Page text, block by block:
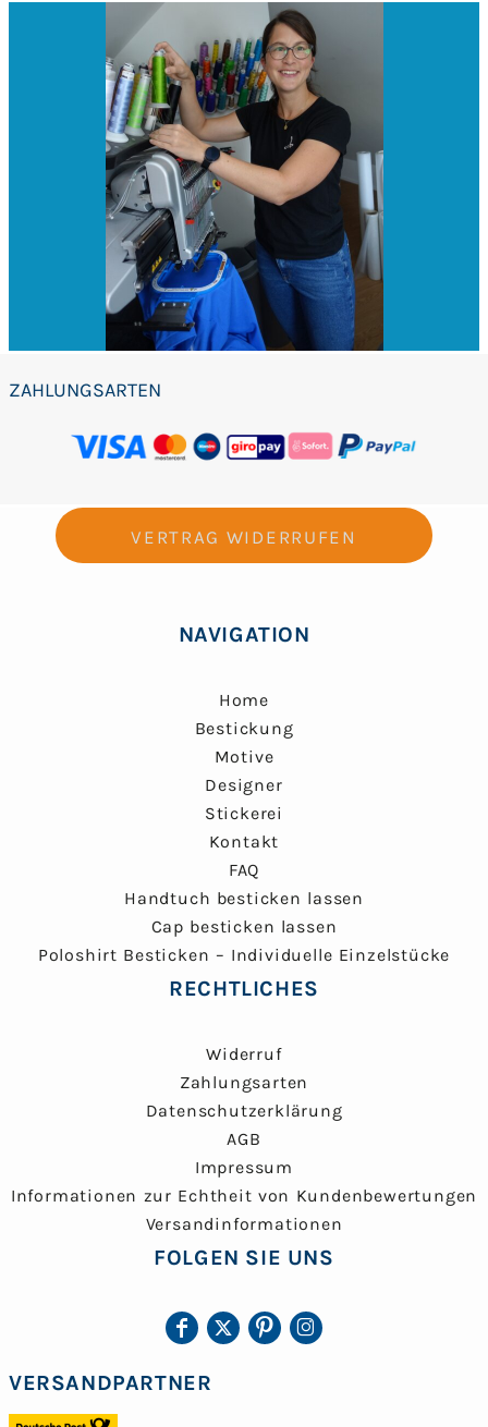
ZAHLUNGSARTEN
VERTRAG WIDERRUFEN
NAVIGATION
Home
Bestickung
Motive
Designer
Stickerei
Kontakt
FAQ
Handtuch besticken lassen
Cap besticken lassen
Poloshirt Besticken – Individuelle Einzelstücke
RECHTLICHES
Widerruf
Zahlungsarten
Datenschutzerklärung
AGB
Impressum
Informationen zur Echtheit von Kundenbewertungen
Versandinformationen
FOLGEN SIE UNS
VERSANDPARTNER